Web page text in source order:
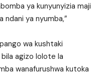
ya kunyunyizia maji
ndani ya nyumba,”
wa kushtaki
agizo lolote la
wanafurushwa kutoka